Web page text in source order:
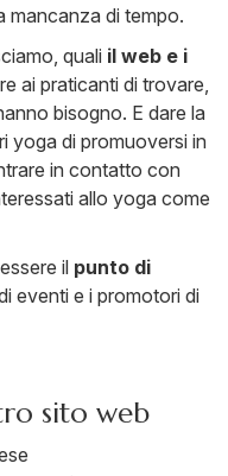
mancanza di tempo.
quali il web e i
ai praticanti di trovare,
bisogno. E dare la
yoga di promuoversi in
in contatto con
allo yoga come
il punto di
eventi e i promotori di
sito web